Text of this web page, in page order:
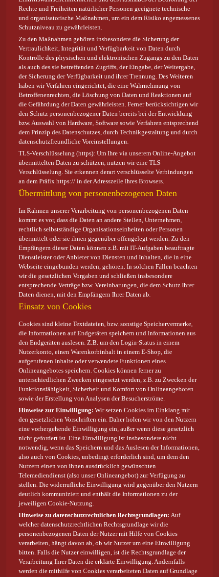
Rechte und Freiheiten natürlicher Personen geeignete technische
und organisatorische Maßnahmen, um ein dem Risiko angemessenes
Schutzniveau zu gewährleisten.
Zu den Maßnahmen gehören insbesondere die Sicherung der
Vertraulichkeit, Integrität und Verfügbarkeit von Daten durch
Kontrolle des physischen und elektronischen Zugangs zu den Daten
als auch des sie betreffenden Zugriffs, der Eingabe, der Weitergabe,
der Sicherung der Verfügbarkeit und ihrer Trennung. Des Weiteren
haben wir Verfahren eingerichtet, die eine Wahrnehmung von
Betroffenenrechten, die Löschung von Daten und Reaktionen auf
die Gefährdung der Daten gewährleisten. Ferner berücksichtigen wir
den Schutz personenbezogener Daten bereits bei der Entwicklung
bzw. Auswahl von Hardware, Software sowie Verfahren entsprechend
dem Prinzip des Datenschutzes, durch Technikgestaltung und durch
datenschutzfreundliche Voreinstellungen.
TLS-Verschlüsselung (https): Um Ihre via unserem Online-Angebot
übermittelten Daten zu schützen, nutzen wir eine TLS-
Verschlüsselung. Sie erkennen derart verschlüsselte Verbindungen
an dem Präfix https:// in der Adresszeile Ihres Browsers.
Übermittlung von personenbezogenen Daten
Im Rahmen unserer Verarbeitung von personenbezogenen Daten
kommt es vor, dass die Daten an andere Stellen, Unternehmen,
rechtlich selbstständige Organisationseinheiten oder Personen
übermittelt oder sie ihnen gegenüber offengelegt werden. Zu den
Empfängern dieser Daten können z.B. mit IT-Aufgaben beauftragte
Dienstleister oder Anbieter von Diensten und Inhalten, die in eine
Webseite eingebunden werden, gehören. In solchen Fällen beachten
wir die gesetzlichen Vorgaben und schließen insbesondere
entsprechende Verträge bzw. Vereinbarungen, die dem Schutz Ihrer
Daten dienen, mit den Empfängern Ihrer Daten ab.
Einsatz von Cookies
Cookies sind kleine Textdateien, bzw. sonstige Speichervermerke,
die Informationen auf Endgeräten speichern und Informationen aus
den Endgeräten auslesen. Z.B. um den Login-Status in einem
Nutzerkonto, einen Warenkorbinhalt in einem E-Shop, die
aufgerufenen Inhalte oder verwendete Funktionen eines
Onlineangebotes speichern. Cookies können ferner zu
unterschiedlichen Zwecken eingesetzt werden, z.B. zu Zwecken der
Funktionsfähigkeit, Sicherheit und Komfort von Onlineangeboten
sowie der Erstellung von Analysen der Besucherströme.
Hinweise zur Einwilligung:Wir setzen Cookies im Einklang mit
den gesetzlichen Vorschriften ein. Daher holen wir von den Nutzern
eine vorhergehende Einwilligung ein, außer wenn diese gesetzlich
nicht gefordert ist. Eine Einwilligung ist insbesondere nicht
notwendig, wenn das Speichern und das Auslesen der Informationen,
also auch von Cookies, unbedingt erforderlich sind, um dem den
Nutzern einen von ihnen ausdrücklich gewünschten
Telemediendienst (also unser Onlineangebot) zur Verfügung zu
stellen. Die widerrufliche Einwilligung wird gegenüber den Nutzern
deutlich kommuniziert und enthält die Informationen zu der
jeweiligen Cookie-Nutzung.
Hinweise zu datenschutzrechtlichen Rechtsgrundlagen: Auf
welcher datenschutzrechtlichen Rechtsgrundlage wir die
personenbezogenen Daten der Nutzer mit Hilfe von Cookies
verarbeiten, hängt davon ab, ob wir Nutzer um eine Einwilligung
bitten. Falls die Nutzer einwilligen, ist die Rechtsgrundlage der
Verarbeitung Ihrer Daten die erklärte Einwilligung. Andernfalls
werden die mithilfe von Cookies verarbeiteten Daten auf Grundlage